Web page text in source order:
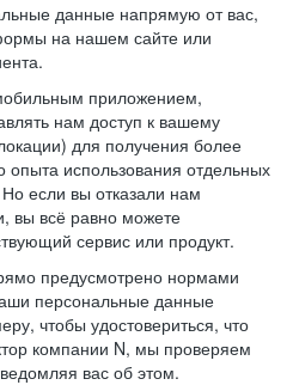
данные напрямую от вас,
на нашем сайте или
приложением,
нам доступ к вашему
для получения более
опыта использования отдельных
если вы отказали нам
вы всё равно можете
сервис или продукт.
предусмотрено нормами
персональные данные
чтобы удостовериться, что
компании N, мы проверяем
вас об этом.